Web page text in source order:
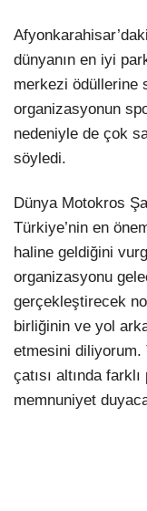
dünyanın en iyi
merkezi ödüllerine
organizasyonun
nedeniyle de çok
söyledi.
Dünya Motokros
Türkiye’nin en
haline geldiğini
organizasyonu
gerçekleştirecek
birliğinin ve yol
etmesini diliyorum.
çatısı altında
memnuniyet